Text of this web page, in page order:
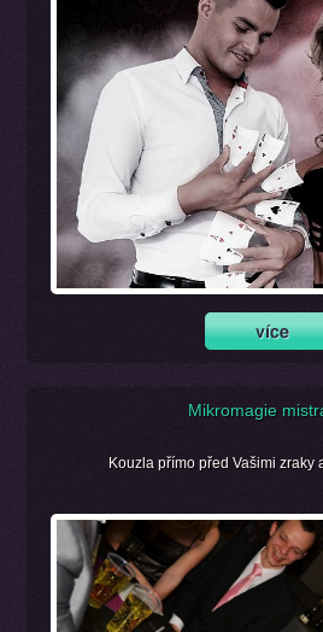
Mikromagie
Kouzla přímo před Vašimi zraky